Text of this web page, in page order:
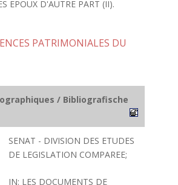
EPOUX D'AUTRE PART (II).
PATRIMONIALES DU
/ Bibliografische
SENAT - DIVISION DES ETUDES
DE LEGISLATION COMPAREE;
IN: LES DOCUMENTS DE